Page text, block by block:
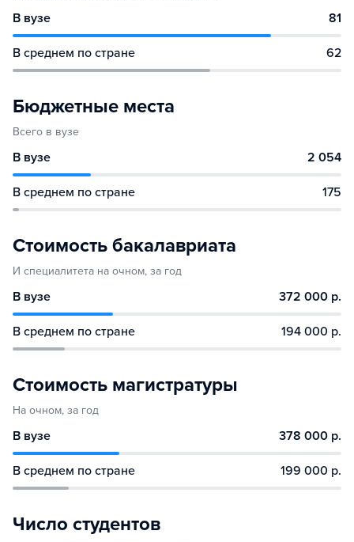
В вузе 81
В среднем по стране 62
Бюджетные места
Всего в вузе
В вузе 2 054
В среднем по стране 175
Стоимость бакалавриата
И специалитета на очном, за год
В вузе 372 000 р.
В среднем по стране 194 000 р.
Стоимость магистратуры
На очном, за год
В вузе 378 000 р.
В среднем по стране 199 000 р.
Число студентов